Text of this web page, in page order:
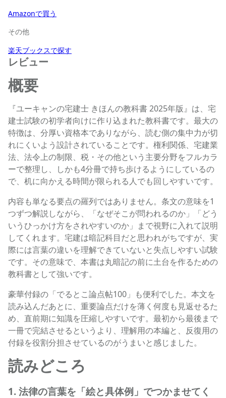
Amazonで買う
その他
楽天ブックスで探す
レビュー
概要
『ユーキャンの宅建士 きほんの教科書 2025年版』は、宅
建士試験の初学者向けに作り込まれた教科書です。最大の
特徴は、分厚い資格本でありながら、読む側の集中力が切
れにくいよう設計されていることです。権利関係、宅建業
法、法令上の制限、税・その他という主要分野をフルカラ
ーで整理し、しかも4分冊で持ち歩けるようにしているの
で、机に向かえる時間が限られる人でも回しやすいです。
内容も単なる要点の羅列ではありません。条文の意味を1
つずつ解説しながら、「なぜそこが問われるのか」「どう
いうひっかけ方をされやすいのか」まで視野に入れて説明
してくれます。宅建は暗記科目だと思われがちですが、実
際には言葉の違いを理解できていないと失点しやすい試験
です。その意味で、本書は丸暗記の前に土台を作るための
教科書として強いです。
豪華付録の「でるとこ論点帖100」も便利でした。本文を
読み込んだあとに、重要論点だけを薄く何度も見返せるた
め、直前期に知識を圧縮しやすいです。最初から最後まで
一冊で完結させるというより、理解用の本編と、反復用の
付録を役割分担させているのがうまいと感じました。
読みどころ
1. 法律の言葉を「絵と具体例」でつかませてく